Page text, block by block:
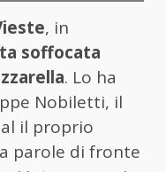
, in
soffocata
. Lo ha
Nobiletti, il
il proprio
parole di fronte